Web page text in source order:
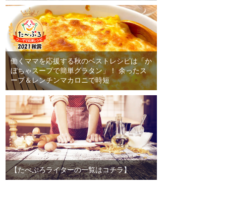
働くママを応援する秋のベストレシピは「か
ぼちゃスープで簡単グラタン」！ 余ったス
ープ＆レンチンマカロニで時短
【たべぷろライターの一覧はコチラ】